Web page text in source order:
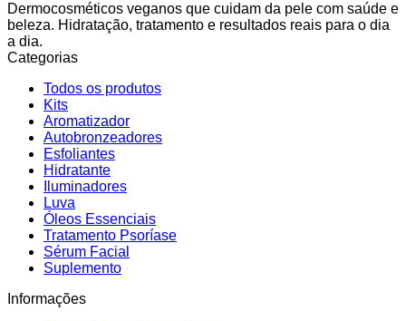
Dermocosméticos veganos que cuidam da pele com saúde e
beleza. Hidratação, tratamento e resultados reais para o dia
a dia.
Categorias
Todos os produtos
Kits
Aromatizador
Autobronzeadores
Esfoliantes
Hidratante
Iluminadores
Luva
Óleos Essenciais
Tratamento Psoríase
Sérum Facial
Suplemento
Informações